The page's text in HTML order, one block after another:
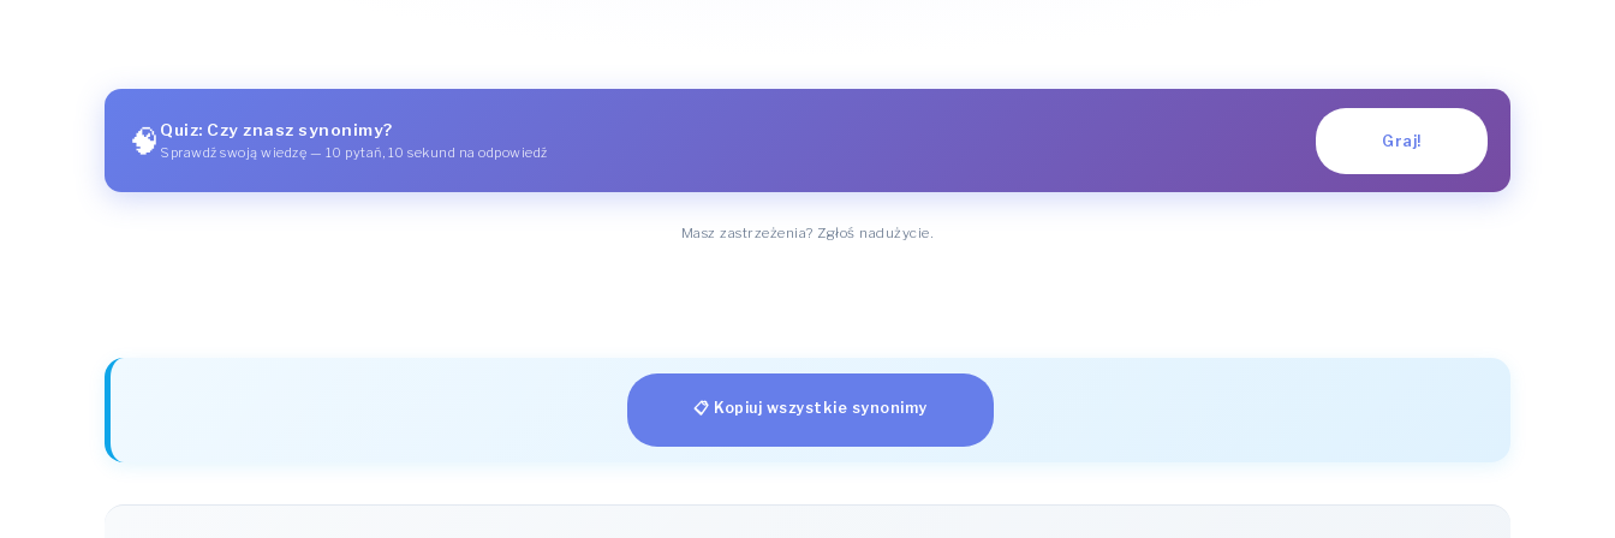
🧠 Quiz: Czy znasz synonimy?
Sprawdź swoją wiedzę — 10 pytań, 10 sekund na odpowiedź
Graj!
Masz zastrzeżenia? Zgłoś nadużycie.
📋 Kopiuj wszystkie synonimy